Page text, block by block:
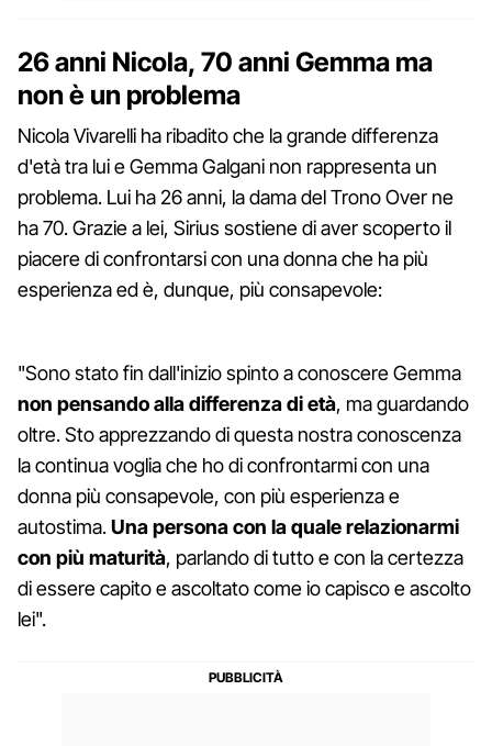
26 anni Nicola, 70 anni Gemma ma
non è un problema
Nicola Vivarelli ha ribadito che la grande differenza
d'età tra lui e Gemma Galgani non rappresenta un
problema. Lui ha 26 anni, la dama del Trono Over ne
ha 70. Grazie a lei, Sirius sostiene di aver scoperto il
piacere di confrontarsi con una donna che ha più
esperienza ed è, dunque, più consapevole:
"Sono stato fin dall'inizio spinto a conoscere Gemma
non pensando alla differenza di età, ma guardando
oltre. Sto apprezzando di questa nostra conoscenza
la continua voglia che ho di confrontarmi con una
donna più consapevole, con più esperienza e
autostima.Una persona con la quale relazionarmi
con più maturità, parlando di tutto e con la certezza
di essere capito e ascoltato come io capisco e ascolto
lei".